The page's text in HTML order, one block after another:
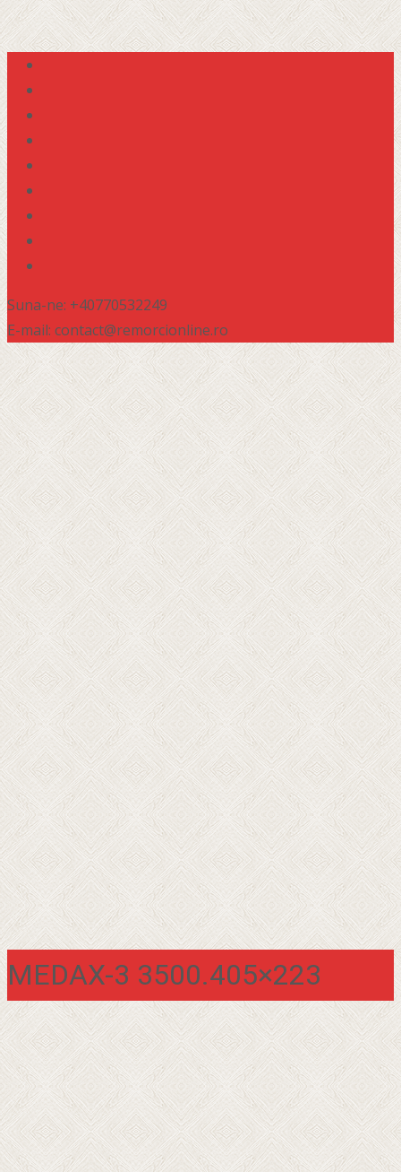
Suna-ne: +40770532249
E-mail: contact@remorcionline.ro
MEDAX-3 3500.405×223